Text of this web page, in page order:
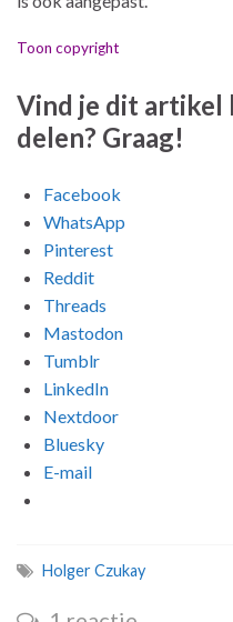
Toon copyright
Vind je dit artikel
delen? Graag!
Facebook
WhatsApp
Pinterest
Reddit
Threads
Mastodon
Tumblr
LinkedIn
Nextdoor
Bluesky
E-mail
Holger Czukay